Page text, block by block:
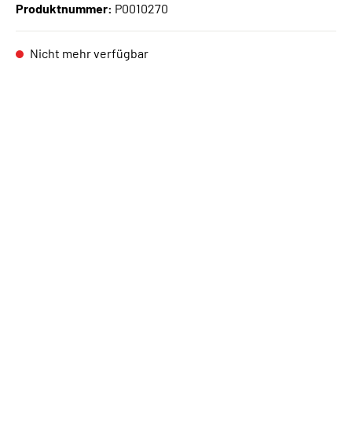
Produktnummer: P0010270
Nicht mehr verfügbar